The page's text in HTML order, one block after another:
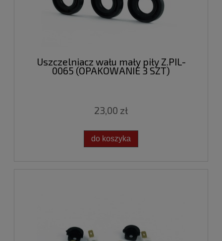
Uszczelniacz wału mały piły Z.PIL-
0065 (OPAKOWANIE 3 SZT)
23,00 zł
do koszyka